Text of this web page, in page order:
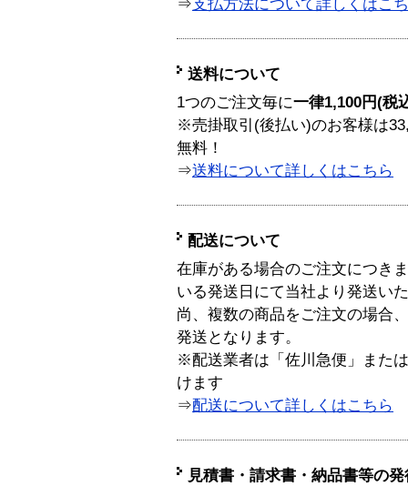
⇒ 支払方法について詳しくはこ
送料について
1つのご注文毎に一律1,100円(税
※売掛取引(後払い)のお客様は
無料！
⇒送料について詳しくはこちら
配送について
在庫がある場合のご注文につき
いる発送日にて当社より発送い
尚、複数の商品をご注文の場合
発送となります。
※配送業者は「佐川急便」また
けます
⇒配送について詳しくはこちら
見積書・請求書・納品書等の